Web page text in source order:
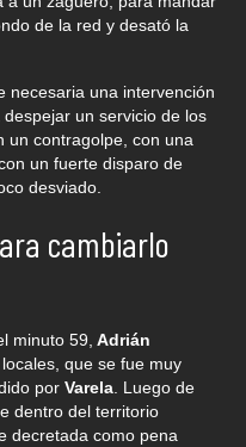
de la red y desató la
necesaria una intervención
despejar un servicio de los
un contragolpe, con una
un fuerte disparo de
desviado.
cambiarlo
minuto 59, Adrián
que se fue muy
por Varela . Luego de
dentro del territorio
decretada como pena